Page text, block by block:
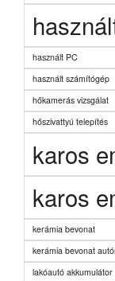
használt PC
használt számítógép
hőkamerás vizsgálat
hőszivattyú telepítés
karos
karos
kerámia bevonat
kerámia bevonat
lakóautó akkumulátor